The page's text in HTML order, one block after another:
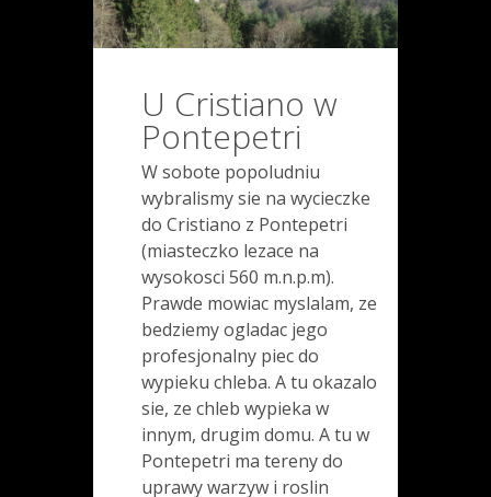
U Cristiano w
Pontepetri
W sobote popoludniu
wybralismy sie na wycieczke
do Cristiano z Pontepetri
(miasteczko lezace na
wysokosci 560 m.n.p.m).
Prawde mowiac myslalam, ze
bedziemy ogladac jego
profesjonalny piec do
wypieku chleba. A tu okazalo
sie, ze chleb wypieka w
innym, drugim domu. A tu w
Pontepetri ma tereny do
uprawy warzyw i roslin